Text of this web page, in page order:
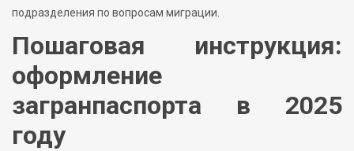
подразделения по вопросам миграции.
Пошаговая инструкция:
оформление
загранпаспорта в 2025
году